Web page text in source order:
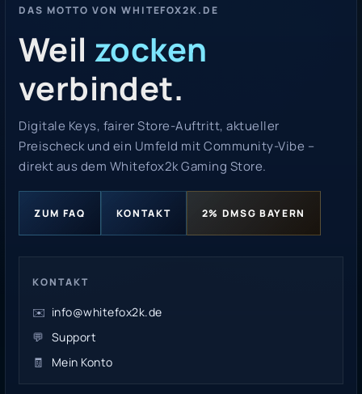
DAS MOTTO VON WHITEFOX2K.DE
Weil zocken
verbindet.
Digitale Keys, fairer Store-Auftritt, aktueller
Preischeck und ein Umfeld mit Community-Vibe –
direkt aus dem Whitefox2k Gaming Store.
ZUM FAQ KONTAKT 2% DMSG BAYERN
KONTAKT
✉️ info@whitefox2k.de
💬 Support
🧾
Mein Konto